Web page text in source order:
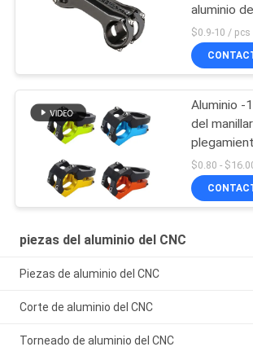
aluminio
manillar de
ajustable
$0.9-10 / pcs
Aluminio -
del
montaña
camino de
piezas del aluminio del CNC
Piezas de aluminio del CNC
Corte de aluminio del CNC
Torneado de aluminio del CNC